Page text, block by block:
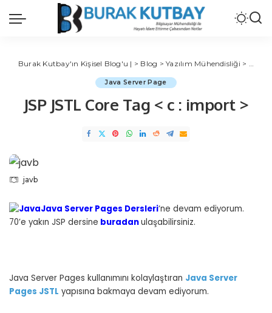
Burak Kutbay'ın Kişisel Blog'u | > Blog >Yazılım Mühendisliği > Java
Java Server Page
JSP JSTL Core Tag < c : import >
javb
Java Server Pages Dersleri‘ne devam ediyorum.
70’e yakın JSP dersine buradanulaşabilirsiniz.
Java Server Pages kullanımını kolaylaştıran Java Server
Pages JSTL yapısına bakmaya devam ediyorum.